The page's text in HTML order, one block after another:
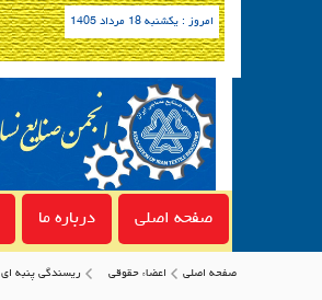
امروز : یکشنبه 18 مرداد 1405
صفحه اصلی درباره ما
صفحه اصلی اعضاء حقوقی ريسندگي پنبه اي